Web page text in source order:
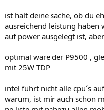
ist halt deine sache, ob du
ausreichend leistung haben
auf power ausgelegt ist,
optimal wäre der P9500 ,
mit 25W TDP
intel führt nicht alle cpu´s
warum, ist mir auch schon